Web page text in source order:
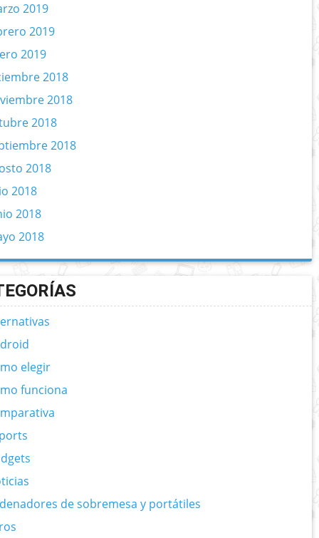
2019
2019
2019
2018
2018
2018
2018
2018
2018
2018
2018
elegir
funciona
de sobremesa y portátiles